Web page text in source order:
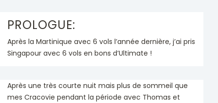
PROLOGUE:
Après la Martinique avec 6 vols l’année dernière, j’ai pris
Singapour avec 6 vols en bons d’Ultimate !
Après une très courte nuit mais plus de sommeil que
mes Cracovie pendant la période avec Thomas et